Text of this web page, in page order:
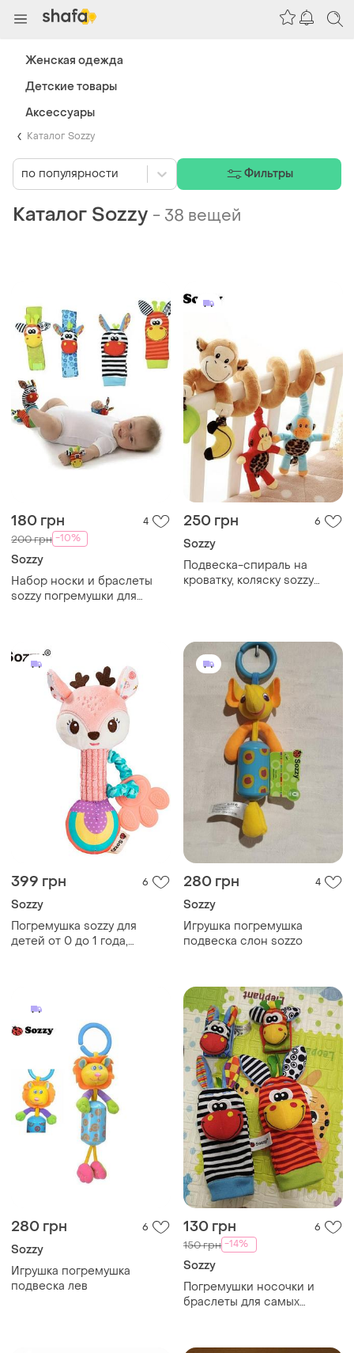
Каталог Sozzy
Каталог Sozzy - 38 вещей
180 грн 4
200 грн -10%
Sozzy
Набор носки и браслеты
sozzy погремушки для
250 грн 6
Sozzy
Подвеска-спираль на
кроватку, коляску sozzy
399 грн 6
Sozzy
Погремушка sozzy для
детей от 0 до 1 года,
прорезывателем для зубов
280 грн 4
Sozzy
Игрушка погремушка
подвеска слон sozzo
280 грн 6
Sozzy
Игрушка погремушка
подвеска лев
130 грн 6
150 грн -14%
Sozzy
Погремушки носочки и
браслеты для самых
по популярности Фильтры
Женская одежда
Детские товары
Аксессуары